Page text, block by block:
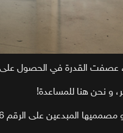
القدرة في الحصول على
و نحن هنا للمساعدة!
المبدعين على الرقم 00971528111106